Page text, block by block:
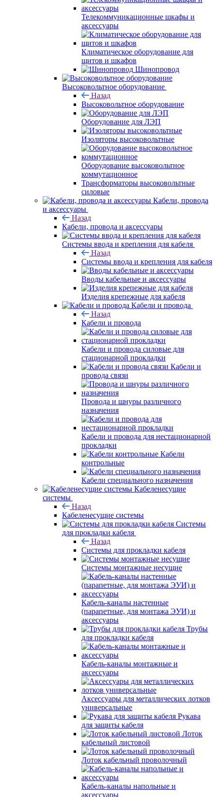
Телекоммуникационные шкафы и
аксессуары
Климатическое оборудование для
щитов и шкафов
Шинопровод
Высоковольтное оборудование
Назад
Высоковольтное оборудование
Оборудование для ЛЭП
Изоляторы высоковольтные
Оборудование высоковольтное
коммутационное
Трансформаторы высоковольтные
силовые
Кабели, провода
и аксессуары
Назад
Кабели, провода и аксессуары
Системы ввода и крепления для кабеля
Назад
Системы ввода и крепления для кабеля
Вводы кабельные и аксессуары
Изделия крепежные для кабеля
Кабели и провода
Назад
Кабели и провода
Кабели и провода силовые для
стационарной прокладки
Кабели и
провода связи
Провода и шнуры различного
назначения
Кабели и провода для нестационарной
прокладки
Кабели
контрольные
Кабели специального назначения
Кабеленесущие
системы
Назад
Кабеленесущие системы
Системы
для прокладки кабеля
Назад
Системы для прокладки кабеля
Системы монтажные несущие
Кабель-каналы настенные
(парапетные, для монтажа ЭУИ) и
аксессуары
Трубы
для прокладки кабеля
Кабель-каналы монтажные и
аксессуары
Аксессуары для металлических лотков
универсальные
Рукава
для защиты кабеля
Лоток
кабельный листовой
Лоток кабельный проволочный
Кабель-каналы напольные и
аксессуары